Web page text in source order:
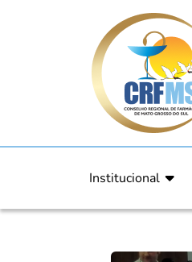
Institucional
Estrutura